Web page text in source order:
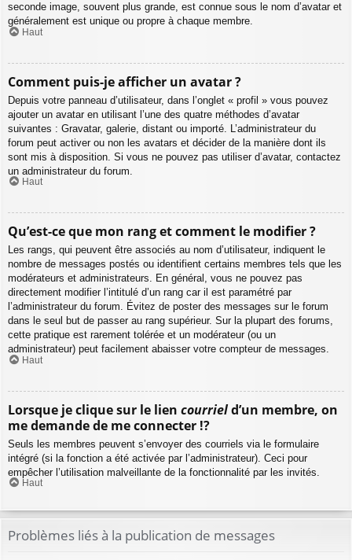
seconde image, souvent plus grande, est connue sous le nom d’avatar et
généralement est unique ou propre à chaque membre.
Haut
Comment puis-je afficher un avatar ?
Depuis votre panneau d’utilisateur, dans l’onglet « profil » vous pouvez
ajouter un avatar en utilisant l’une des quatre méthodes d’avatar
suivantes : Gravatar, galerie, distant ou importé. L’administrateur du
forum peut activer ou non les avatars et décider de la manière dont ils
sont mis à disposition. Si vous ne pouvez pas utiliser d’avatar, contactez
un administrateur du forum.
Haut
Qu’est-ce que mon rang et comment le modifier ?
Les rangs, qui peuvent être associés au nom d’utilisateur, indiquent le
nombre de messages postés ou identifient certains membres tels que les
modérateurs et administrateurs. En général, vous ne pouvez pas
directement modifier l’intitulé d’un rang car il est paramétré par
l’administrateur du forum. Évitez de poster des messages sur le forum
dans le seul but de passer au rang supérieur. Sur la plupart des forums,
cette pratique est rarement tolérée et un modérateur (ou un
administrateur) peut facilement abaisser votre compteur de messages.
Haut
Lorsque je clique sur le lien courrield’un membre, on
me demande de me connecter !?
Seuls les membres peuvent s’envoyer des courriels via le formulaire
intégré (si la fonction a été activée par l’administrateur). Ceci pour
empêcher l’utilisation malveillante de la fonctionnalité par les invités.
Haut
Problèmes liés à la publication de messages